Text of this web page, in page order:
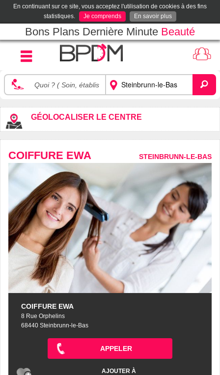
En continuant sur ce site, vous acceptez l'utilisation de cookies à des fins
statistiques.
Je comprends En savoir plus
Bons Plans Dernière Minute Beauté
GÉOLOCALISER LE CENTRE
COIFFURE EWA STEINBRUNN-LE-BAS
COIFFURE EWA
8 Rue Orphelins
68440 Steinbrunn-le-Bas
APPELER
AJOUTER À